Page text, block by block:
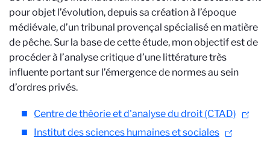
pour objet l’évolution, depuis sa création à l’époque
médiévale, d’un tribunal provençal spécialisé en matière
de pêche. Sur la base de cette étude, mon objectif est de
procéder à l’analyse critique d’une littérature très
influente portant sur l’émergence de normes au sein
d’ordres privés.
Centre de théorie et d'analyse du droit (CTAD)
Institut des sciences humaines et sociales